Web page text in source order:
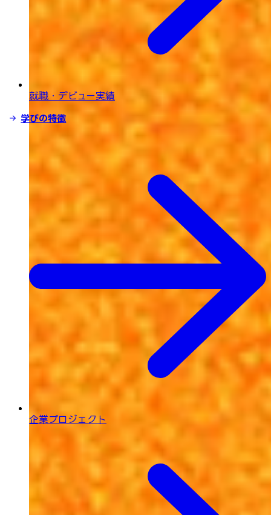
就職・デビュー実績
学びの特徴
企業プロジェクト